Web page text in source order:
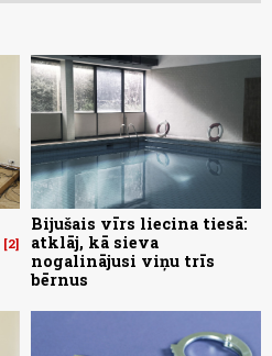
2
Bijušais vīrs liecina tiesā:
atklāj, kā sieva
nogalinājusi viņu trīs
bērnus